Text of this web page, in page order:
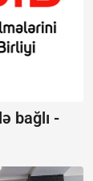
bağlı -